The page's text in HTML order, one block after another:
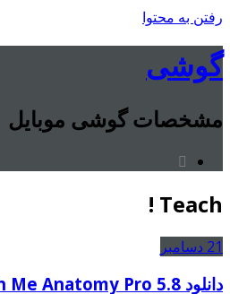
رفتن به محتوا
گوشی
مشخصات گوشی موبایل
Teach !
21 دسامبر